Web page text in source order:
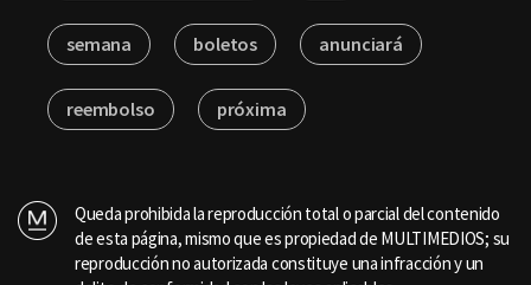
semana boletos anunciará
reembolso próxima
Queda prohibida la reproducción total o parcial del contenido
de esta página, mismo que es propiedad de MULTIMEDIOS; su
reproducción no autorizada constituye una infracción y un